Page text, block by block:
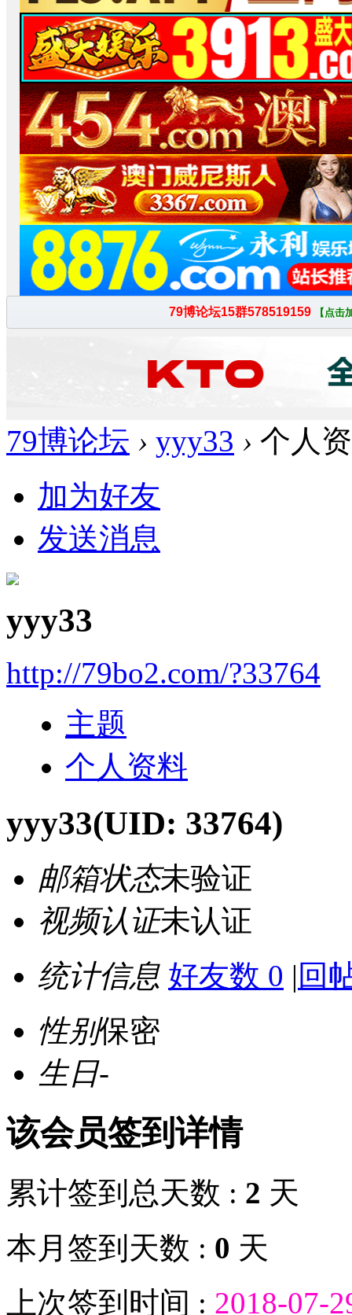
79博论坛 › yyy33 › 个人
加为好友
发送消息
yyy33
http://79bo2.com/?33764
主题
个人资料
yyy33(UID: 33764)
邮箱状态未验证
视频认证未认证
统计信息 好友数 0 | 回
性别保密
生日-
该会员签到详情
累计签到总天数 : 2 天
本月签到天数 : 0 天
上次签到时间 : 2018-07-